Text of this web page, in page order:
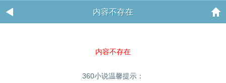
内容不存在
内容不存在
360小说温馨提示：